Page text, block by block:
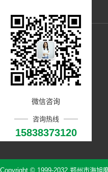
微信咨询
咨询热线
15838373120
Copyright © 1999-2032 郑州市海旭